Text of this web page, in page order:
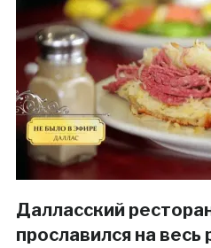
Далласcкий
прославился на